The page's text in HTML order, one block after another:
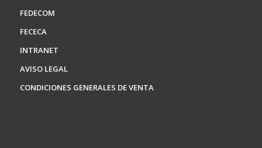
FEDECOM
FECECA
INTRANET
AVISO LEGAL
CONDICIONES GENERALES DE VENTA